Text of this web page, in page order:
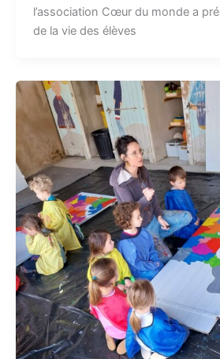
l’association Cœur du monde a
de la vie des élèves